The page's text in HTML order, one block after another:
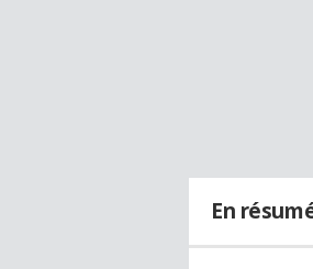
En